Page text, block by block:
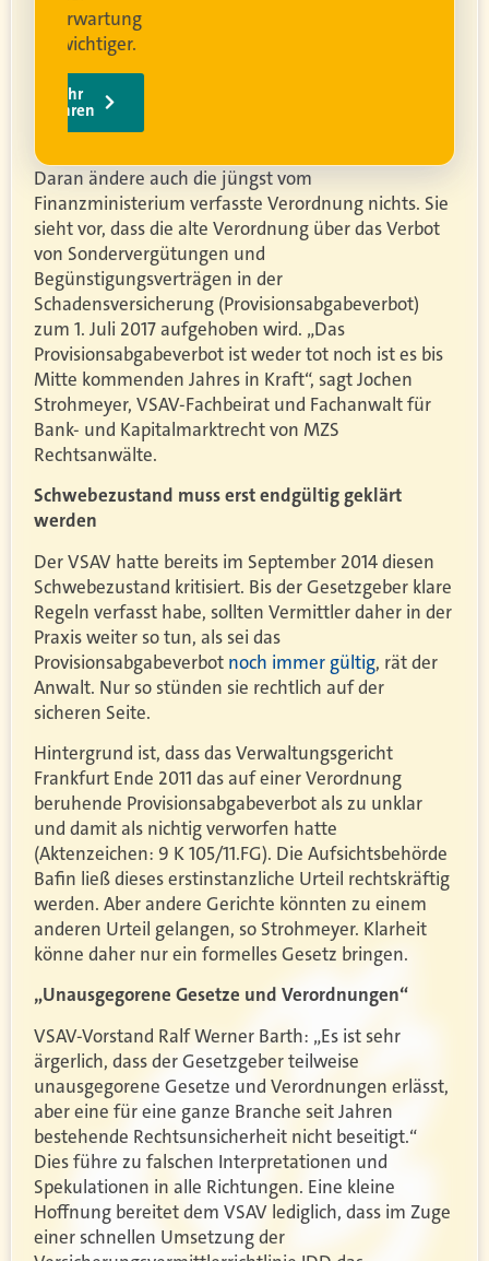
Daran ändere auch die jüngst vom
Finanzministerium verfasste Verordnung nichts. Sie
sieht vor, dass die alte Verordnung über das Verbot
von Sondervergütungen und
Begünstigungsverträgen in der
Schadensversicherung (Provisionsabgabeverbot)
zum 1. Juli 2017 aufgehoben wird. „Das
Provisionsabgabeverbot ist weder tot noch ist es bis
Mitte kommenden Jahres in Kraft“, sagt Jochen
Strohmeyer, VSAV-Fachbeirat und Fachanwalt für
Bank- und Kapitalmarktrecht von MZS
Rechtsanwälte.
Schwebezustand muss erst endgültig geklärt
werden
Der VSAV hatte bereits im September 2014 diesen
Schwebezustand kritisiert. Bis der Gesetzgeber klare
Regeln verfasst habe, sollten Vermittler daher in der
Praxis weiter so tun, als sei das
Provisionsabgabeverbot noch immer gültig, rät der
Anwalt. Nur so stünden sie rechtlich auf der
sicheren Seite.
Hintergrund ist, dass das Verwaltungsgericht
Frankfurt Ende 2011 das auf einer Verordnung
beruhende Provisionsabgabeverbot als zu unklar
und damit als nichtig verworfen hatte
(Aktenzeichen: 9 K 105/11.FG). Die Aufsichtsbehörde
Bafin ließ dieses erstinstanzliche Urteil rechtskräftig
werden. Aber andere Gerichte könnten zu einem
anderen Urteil gelangen, so Strohmeyer. Klarheit
könne daher nur ein formelles Gesetz bringen.
„Unausgegorene Gesetze und Verordnungen“
VSAV-Vorstand Ralf Werner Barth: „Es ist sehr
ärgerlich, dass der Gesetzgeber teilweise
unausgegorene Gesetze und Verordnungen erlässt,
aber eine für eine ganze Branche seit Jahren
bestehende Rechtsunsicherheit nicht beseitigt.“
Dies führe zu falschen Interpretationen und
Spekulationen in alle Richtungen. Eine kleine
Hoffnung bereitet dem VSAV lediglich, dass im Zuge
einer schnellen Umsetzung der